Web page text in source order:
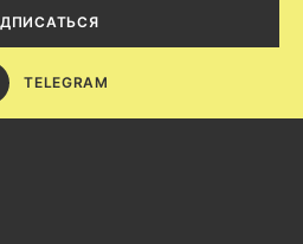
износостойкий. Опять же таки,
спорта, а там могло случиться
натуральны и экологичны.
купить можно в фирменных
Чернигове, Черновцах и других
TELEGRAM